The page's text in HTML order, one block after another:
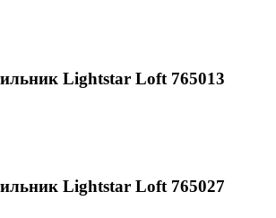
Lightstar Loft 765013
Lightstar Loft 765027